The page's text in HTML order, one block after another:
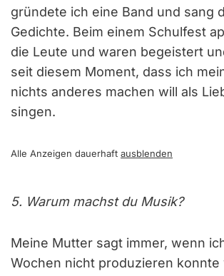
gründete ich eine Band und sang
Gedichte. Beim einem Schulfest
die Leute und waren begeistert
seit diesem Moment, dass ich
nichts anderes machen will als
singen.
Alle Anzeigen dauerhaft ausblenden
5. Warum machst du Musik?
Meine Mutter sagt immer, wenn
Wochen nicht produzieren konnte